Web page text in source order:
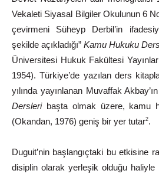
Vekaleti Siyasal Bilgiler Okulunun 6
çevirmeni Süheyp Derbil’in
şekilde açıkladığı” Kamu Hukuku
Üniversitesi Hukuk Fakültesi
1954). Türkiye’de yazılan ders
yılında yayınlanan Muvaffak Akbay’ın
Dersleri başta olmak üzere, kamu
(Okandan, 1976) geniş bir yer tutar2.
Duguit’nin başlangıçtaki bu etkisine
disiplin olarak yerleşik olduğu haliyle